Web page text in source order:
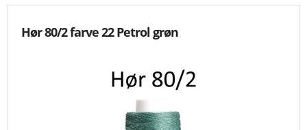
Hør 80/2 farve 22 Petrol grøn